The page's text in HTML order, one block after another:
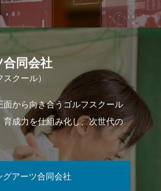
合同会社
クール）
面から向き合うゴルフスクール
育成力を仕組み化し、次世代の
グアーツ合同会社